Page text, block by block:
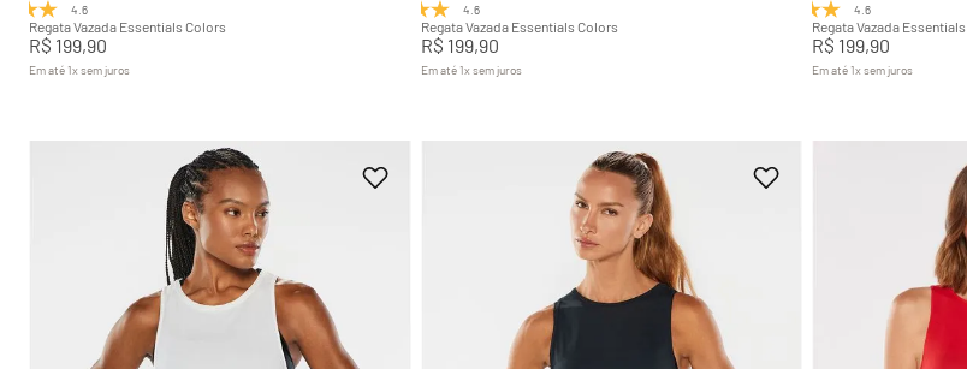
4.6
Regata Vazada Essentials Colors
R$ 199,90
Em até 1xsem juros
4.6
Regata Vazada Essentials Colors
R$ 199,90
Em até 1xsem juros
4.6
Regata Vazada
R$ 199,90
Em até 1xsem juros